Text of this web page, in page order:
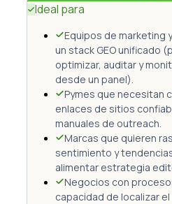
Ideal para
Equipos de marketing
un stack GEO unificado
optimizar, auditar y
desde un panel).
Pymes que necesitan
enlaces de sitios
manuales de outreach.
Marcas que quieren
sentimiento y
alimentar estrategia
Negocios con
capacidad de localizar